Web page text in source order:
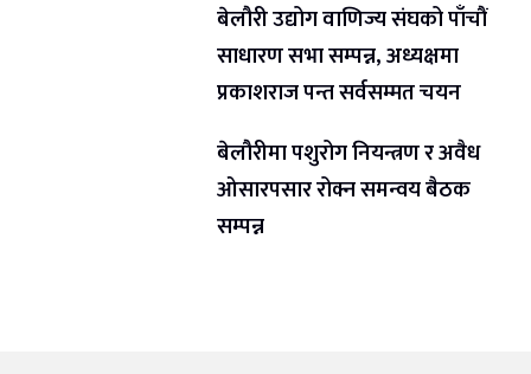
बेलौरी उद्योग वाणिज्य संघको पाँचौं
साधारण सभा सम्पन्न, अध्यक्षमा
प्रकाशराज पन्त सर्वसम्मत चयन
बेलौरीमा पशुरोग नियन्त्रण र अवैध
ओसारपसार रोक्न समन्वय बैठक
सम्पन्न